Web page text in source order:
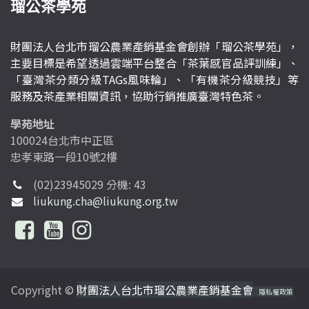
瑠公茶學苑
財團法人台北市瑠公農業產銷基金會創辦「瑠公茶學苑」，
主要目標是希望透過雲端平台整合「茶葉感官品評訓練」、
「臺灣茶分類分級TAGs風味輪」、「有機茶分級競技」等
服務及茶產業相關資訊，協助行銷推廣臺灣特色茶。
學苑地址
100024台北市中正區
忠孝東路一段10號2樓
(02)23945029 分機: 43
liukung.cha@liukung.org.tw
Copyright © 財團法人台北市瑠公農業產銷基金會 隱私權政策